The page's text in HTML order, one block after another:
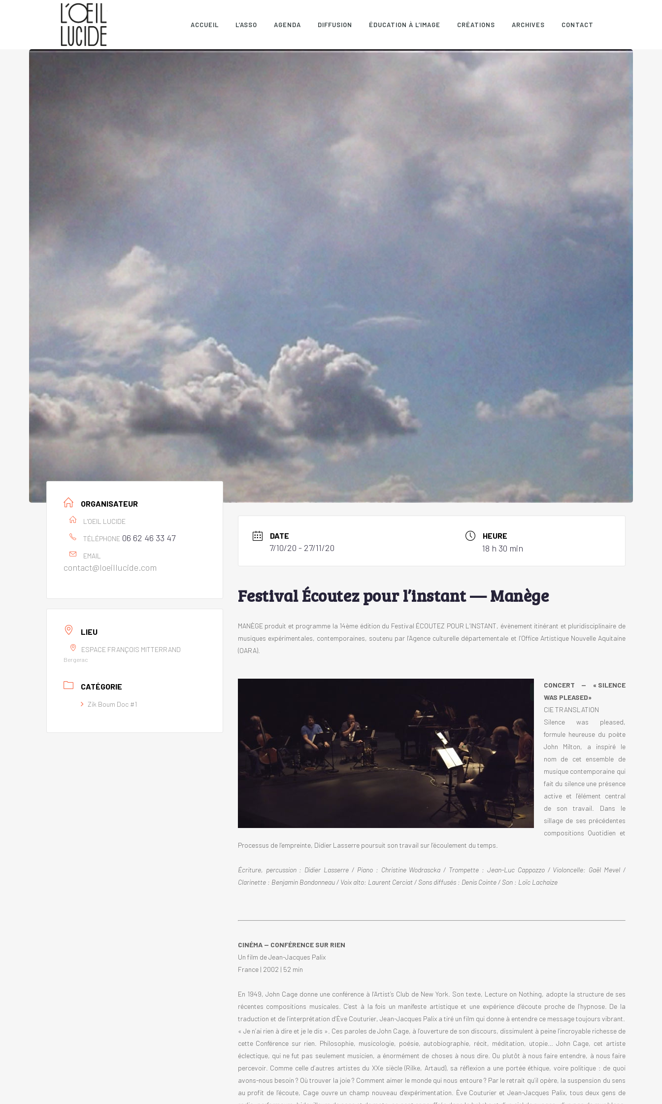
ACCUEIL L’ASSO AGENDA DIFFUSION ÉDUCATION À L’IMAGE CRÉATIONS ARCHIVES CONTACT
ORGANISATEUR
L'OEIL LUCIDE
TÉLÉPHONE 06 62 46 33 47
EMAIL
contact@loeillucide.com
LIEU
ESPACE FRANÇOIS MITTERRAND
Bergerac
CATÉGORIE
Zik Boum Doc #1
DATE
7/10/20 - 27/11/20
HEURE
18 h 30 min
Festival Écoutez pour l’instant — Manège
MANÈGE produit et programme la 14ème édition du Festival ÉCOUTEZ POUR L’INSTANT, évènement itinérant et pluridisciplinaire de
musiques expérimentales, contemporaines, soutenu par l’Agence culturelle départementale et l’Office Artistique Nouvelle Aquitaine
(OARA).
CONCERT — « SILENCE
WAS PLEASED»
CIE TRANSLATION
Silence was pleased,
formule heureuse du poète
John Milton, a inspiré le
nom de cet ensemble de
musique contemporaine qui
fait du silence une présence
active et l’élément central
de son travail. Dans le
sillage de ses précédentes
compositions Quotidien et
Processus de l’empreinte, Didier Lasserre poursuit son travail sur l’écoulement du temps.
Écriture, percussion : Didier Lasserre / Piano : Christine Wodrascka / Trompette : Jean-Luc Cappozzo / Violoncelle: Gaël Mevel /
Clarinette : Benjamin Bondonneau / Voix alto: Laurent Cerciat / Sons diffusés : Denis Cointe / Son : Loïc Lachaize
CINÉMA — CONFÉRENCE SUR RIEN
Un film de Jean-Jacques Palix
France | 2002 | 52 min
En 1949, John Cage donne une conférence à l’Artist’s Club de New York. Son texte, Lecture on Nothing, adopte la structure de ses
récentes compositions musicales. C’est à la fois un manifeste artistique et une expérience d’écoute proche de l’hypnose. De la
traduction et de l’interprétation d’Ève Couturier, Jean-Jacques Palix a tiré un film qui donne à entendre ce message toujours vibrant.
« Je n’ai rien à dire et je le dis ». Ces paroles de John Cage, à l’ouverture de son discours, dissimulent à peine l’incroyable richesse de
cette Conférence sur rien. Philosophie, musicologie, poésie, autobiographie, récit, méditation, utopie… John Cage, cet artiste
éclectique, qui ne fut pas seulement musicien, a énormément de choses à nous dire. Ou plutôt à nous faire entendre, à nous faire
percevoir. Comme celle d’autres artistes du XXe siècle (Rilke, Artaud), sa réflexion a une portée éthique, voire politique : de quoi
avons-nous besoin ? Où trouver la joie ? Comment aimer le monde qui nous entoure ? Par le retrait qu’il opère, la suspension du sens
au profit de l’écoute, Cage ouvre un champ nouveau d’expérimentation. Ève Couturier et Jean-Jacques Palix, tous deux gens de